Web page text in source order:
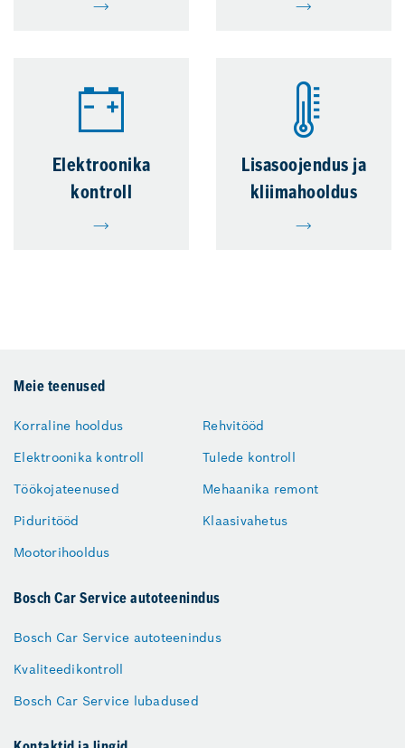
Elektroonika
kontroll
Lisasoojendus ja
kliimahooldus
Meie teenused
Korraline hooldus
Elektroonika kontroll
Töökojateenused
Piduritööd
Mootorihooldus
Rehvitööd
Tulede kontroll
Mehaanika remont
Klaasivahetus
Bosch Car Service autoteenindus
Bosch Car Service autoteenindus
Kvaliteedikontroll
Bosch Car Service lubadused